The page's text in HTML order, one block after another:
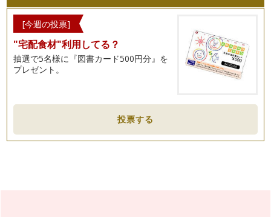
[今週の投票]
"宅配食材"利用してる？
抽選で5名様に『図書カード500円分』を
プレゼント。
投票する